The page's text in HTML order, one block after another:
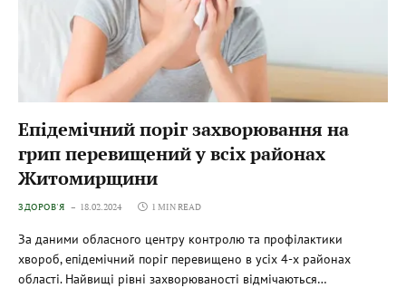
Епідемічний поріг захворювання на
грип перевищений у всіх районах
Житомирщини
ЗДОРОВ'Я 18.02.2024 1 MIN READ
За даними обласного центру контролю та профілактики
хвороб, епідемічний поріг перевищено в усіх 4-х районах
області. Найвищі рівні захворюваності відмічаються…